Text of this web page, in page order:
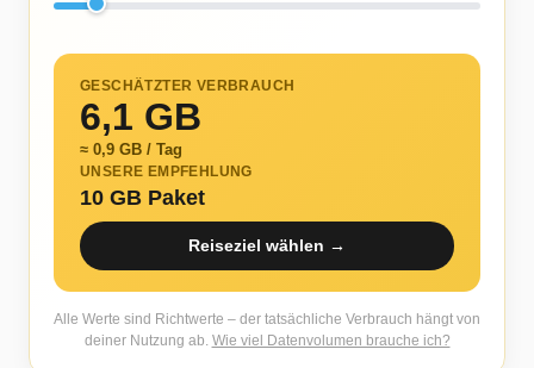
GESCHÄTZTER VERBRAUCH
6,1 GB
≈ 0,9 GB / Tag
UNSERE EMPFEHLUNG
10 GB Paket
Reiseziel wählen →
Alle Werte sind Richtwerte – der tatsächliche Verbrauch hängt von
deiner Nutzung ab. Wie viel Datenvolumen brauche ich?